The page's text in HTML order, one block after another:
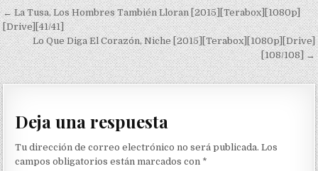
Navegación de entradas
← La Tusa, Los Hombres También Lloran [2015][Terabox][1080p]
[Drive][41/41]
Lo Que Diga El Corazón, Niche [2015][Terabox][1080p][Drive]
[108/108] →
Deja una respuesta
Tu dirección de correo electrónico no será publicada. Los
campos obligatorios están marcados con *